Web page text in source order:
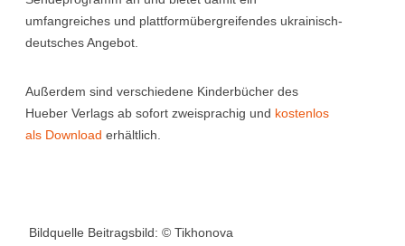
umfangreiches und plattformübergreifendes ukrainisch-
deutsches Angebot.
Außerdem sind verschiedene Kinderbücher des
Hueber Verlags ab sofort zweisprachig und kostenlos
als Download erhältlich.
Bildquelle Beitragsbild: © Tikhonova